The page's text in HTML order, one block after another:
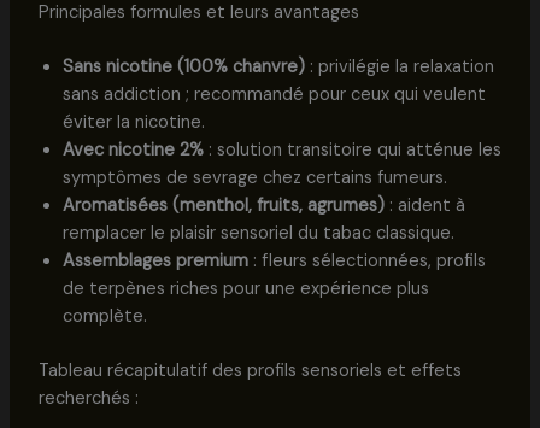
Principales formules et leurs avantages
Sans nicotine (100% chanvre): privilégie la relaxation
sans addiction ; recommandé pour ceux qui veulent
éviter la nicotine.
Avec nicotine 2%: solution transitoire qui atténue les
symptômes de sevrage chez certains fumeurs.
Aromatisées (menthol, fruits, agrumes): aident à
remplacer le plaisir sensoriel du tabac classique.
Assemblages premium: fleurs sélectionnées, profils
de terpènes riches pour une expérience plus
complète.
Tableau récapitulatif des profils sensoriels et effets
recherchés :